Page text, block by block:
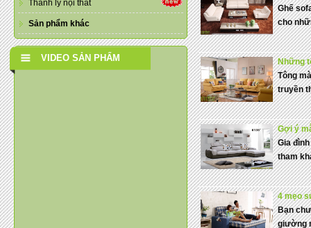
Thanh lý nội thất
Sản phẩm khác
VIDEO SẢN PHẨM
Ghế
cho
Những
Tông
truyền
Gợi ý
Gia
tham
4 mẹo
Bạn
giường